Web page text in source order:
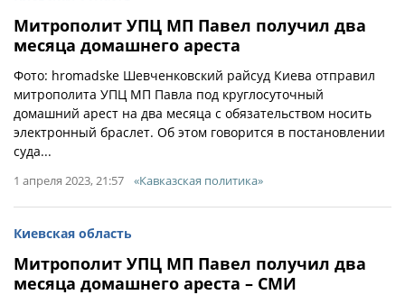
Митрополит УПЦ МП Павел получил два
месяца домашнего ареста
Фото: hromadske Шевченковский райсуд Киева отправил
митрополита УПЦ МП Павла под круглосуточный
домашний арест на два месяца с обязательством носить
электронный браслет. Об этом говорится в постановлении
суда...
1 апреля 2023, 21:57 «Кавказская политика»
Киевская область
Митрополит УПЦ МП Павел получил два
месяца домашнего ареста – СМИ